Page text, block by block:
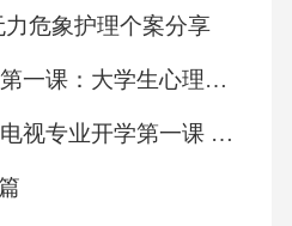
危象护理个案分享
2026年秋季开学第一课：大学生心理健康
2026年秋季广播电视专业开学第一课 校友经验与职业启示课件